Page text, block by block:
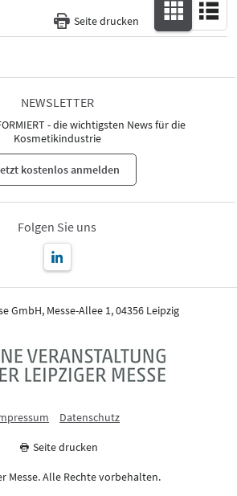
Seite drucken
NEWSLETTER
- die wichtigsten News für die
Kosmetikindustrie
kostenlos anmelden
Folgen Sie uns
GmbH, Messe-Allee 1, 04356 Leipzig
Datenschutz
Seite drucken
Messe. Alle Rechte vorbehalten.